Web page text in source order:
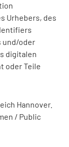
Urhebers, des
und/oder
digitalen
oder Teile
Hannover.
/ Public